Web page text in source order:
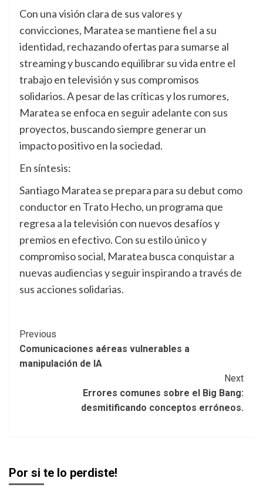
Con una visión clara de sus valores y
convicciones, Maratea se mantiene fiel a su
identidad, rechazando ofertas para sumarse al
streaming y buscando equilibrar su vida entre el
trabajo en televisión y sus compromisos
solidarios. A pesar de las críticas y los rumores,
Maratea se enfoca en seguir adelante con sus
proyectos, buscando siempre generar un
impacto positivo en la sociedad.
En síntesis:
Santiago Maratea se prepara para su debut como
conductor en Trato Hecho, un programa que
regresa a la televisión con nuevos desafíos y
premios en efectivo. Con su estilo único y
compromiso social, Maratea busca conquistar a
nuevas audiencias y seguir inspirando a través de
sus acciones solidarias.
Post
Navigation
Previous
Comunicaciones aéreas vulnerables a
manipulación de IA
Next
Errores comunes sobre el Big Bang:
desmitificando conceptos erróneos.
Por si te lo perdiste!